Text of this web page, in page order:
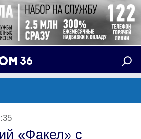
«Факел» с